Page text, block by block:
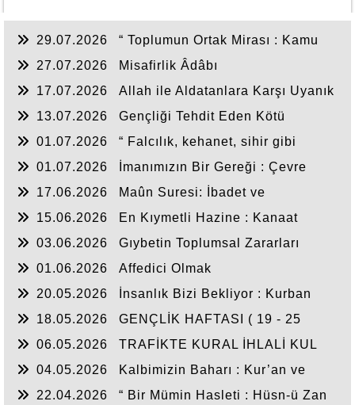
29.07.2026
“ Toplumun Ortak Mirası : Kamu
27.07.2026
Misafirlik Âdâbı
17.07.2026
Allah ile Aldatanlara Karşı Uyanık
13.07.2026
Gençliği Tehdit Eden Kötü
01.07.2026
“ Falcılık, kehanet, sihir gibi
01.07.2026
İmanımızın Bir Gereği : Çevre
17.06.2026
Maûn Suresi: İbadet ve
15.06.2026
En Kıymetli Hazine : Kanaat
03.06.2026
Gıybetin Toplumsal Zararları
01.06.2026
Affedici Olmak
20.05.2026
İnsanlık Bizi Bekliyor : Kurban
18.05.2026
GENÇLİK HAFTASI ( 19 - 25
06.05.2026
TRAFİKTE KURAL İHLALİ KUL
04.05.2026
Kalbimizin Baharı : Kur’an ve
22.04.2026
“ Bir Mümin Hasleti : Hüsn-ü Zan